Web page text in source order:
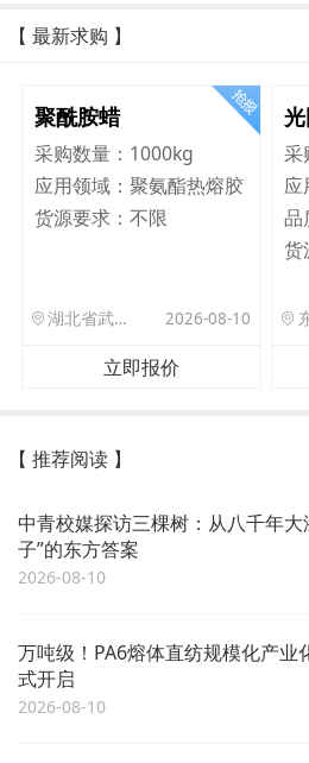
【 最新求购 】
聚酰胺蜡
采购数量： 1000kg
应用领域： 聚氨酯热熔胶
货源要求： 不限
湖北省武汉市洪山区珞狮路122号武汉理工大孵化楼B座1701室 2026-08-10
立即报价
采
应
品
货
【 推荐阅读 】
中青校媒探访三棵树：从八千年大
子”的东方答案
2026-08-10
万吨级！PA6熔体直纺规模化产业
式开启
2026-08-10